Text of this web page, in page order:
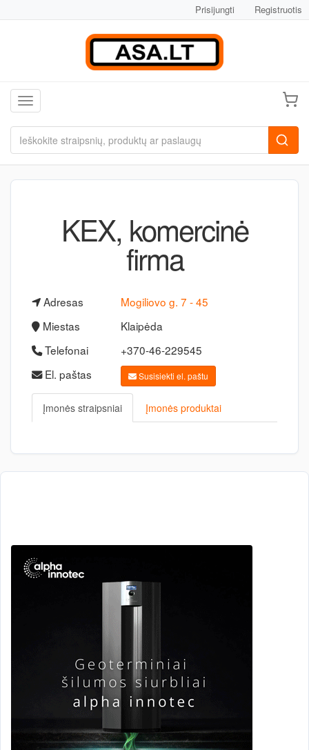
Prisijungti Registruotis
Toggle navigation
KEX, komercinė
firma
Adresas
Mogiliovo g. 7 - 45
Miestas
Klaipėda
Telefonai
+370-46-229545
El. paštas
Susisiekti el. paštu
Įmonės straipsniai Įmonės produktai